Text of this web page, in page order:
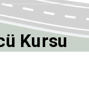
Kursu